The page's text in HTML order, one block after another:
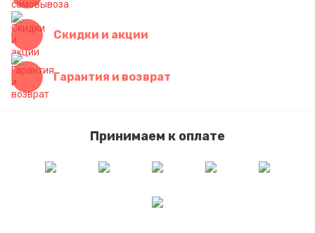
Скидки и акции
Гарантия и возврат
Принимаем к оплате